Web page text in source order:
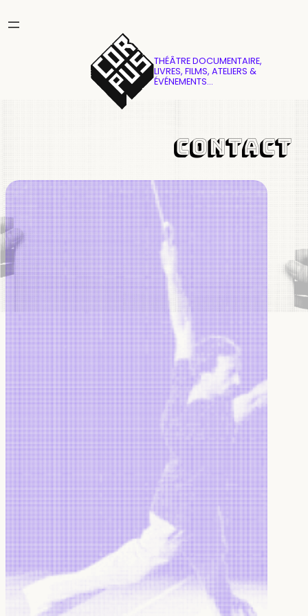
au
THÉÂTRE DOCUMENTAIRE,
LIVRES, FILMS, ATELIERS &
ÉVÉNEMENTS…
CONTACT